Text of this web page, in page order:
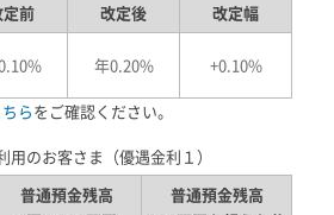
前 改定後
改定幅
年0.20% +0.10%
らをご確認ください。
のお客さま（優遇金利１）
普通預金残高
普通預金残高